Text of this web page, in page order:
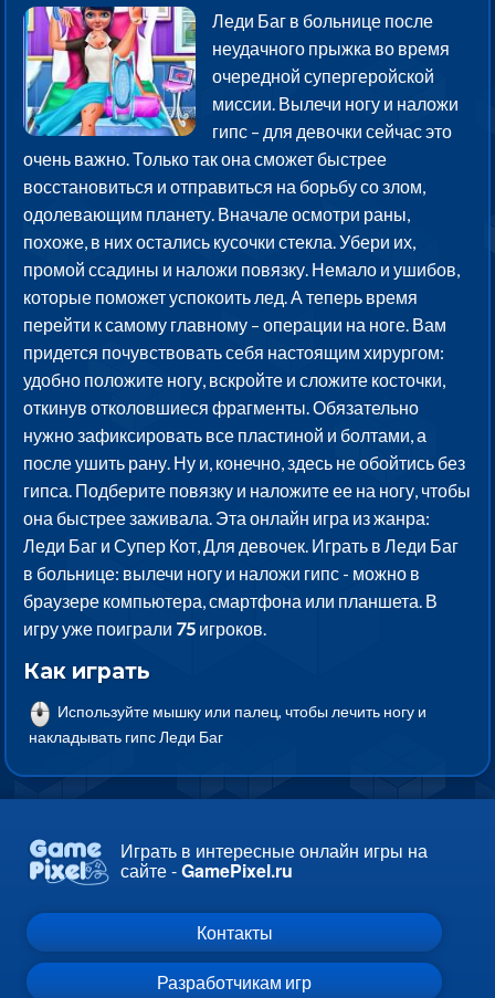
Леди Баг в больнице после
неудачного прыжка во время
очередной супергеройской
миссии. Вылечи ногу и наложи
гипс – для девочки сейчас это
очень важно. Только так она сможет быстрее
восстановиться и отправиться на борьбу со злом,
одолевающим планету. Вначале осмотри раны,
похоже, в них остались кусочки стекла. Убери их,
промой ссадины и наложи повязку. Немало и ушибов,
которые поможет успокоить лед. А теперь время
перейти к самому главному – операции на ноге. Вам
придется почувствовать себя настоящим хирургом:
удобно положите ногу, вскройте и сложите косточки,
откинув отколовшиеся фрагменты. Обязательно
нужно зафиксировать все пластиной и болтами, а
после ушить рану. Ну и, конечно, здесь не обойтись без
гипса. Подберите повязку и наложите ее на ногу, чтобы
она быстрее заживала. Эта онлайн игра из жанра:
Леди Баг и Супер Кот, Для девочек. Играть в Леди Баг
в больнице: вылечи ногу и наложи гипс - можно в
браузере компьютера, смартфона или планшета. В
игру уже поиграли 75 игроков.
Как играть
Используйте мышку или палец, чтобы лечить ногу и
накладывать гипс Леди Баг
Играть в интересные онлайн игры на
сайте -GamePixel.ru
Контакты
Разработчикам игр